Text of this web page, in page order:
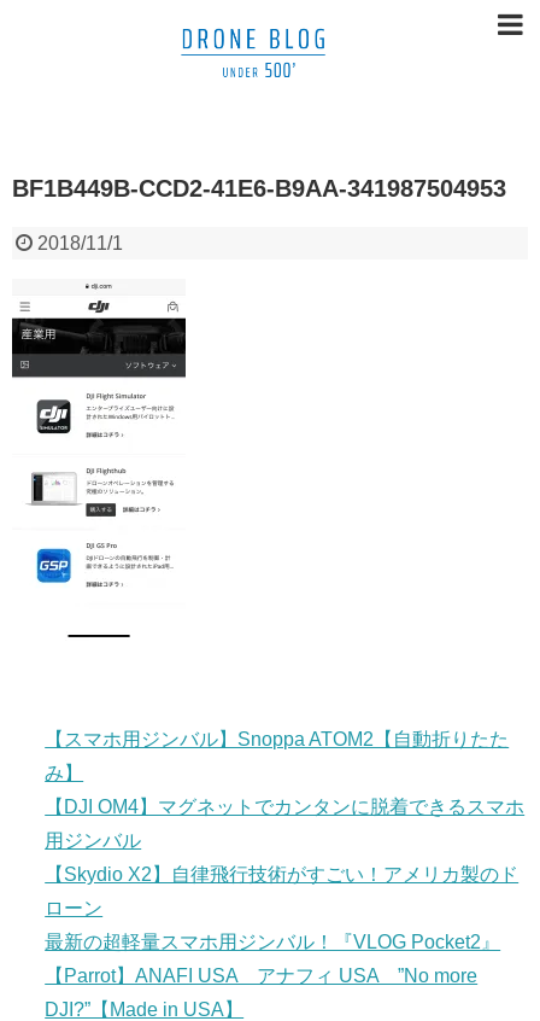
BF1B449B-CCD2-41E6-B9AA-341987504953
2018/11/1
【スマホ用ジンバル】Snoppa ATOM2【自動折りたた
み】
【DJI OM4】マグネットでカンタンに脱着できるスマホ
用ジンバル
【Skydio X2】自律飛行技術がすごい！アメリカ製のド
ローン
最新の超軽量スマホ用ジンバル！『VLOG Pocket2』
【Parrot】ANAFI USA アナフィ USA ”No more
DJI?”【Made in USA】